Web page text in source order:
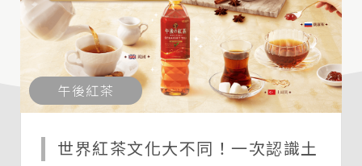
午後紅茶
世界紅茶文化大不同！一次認識土